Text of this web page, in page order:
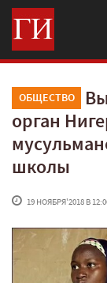
ОБЩЕСТВО
орган
школы
19 НОЯБРЯ'2018 В